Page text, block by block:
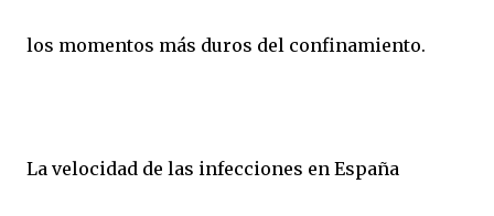
los momentos más duros del confinamiento.
​​La velocidad de las infecciones en España